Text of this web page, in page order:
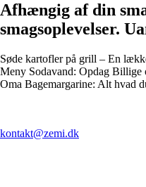
Afhængig af din
smagsoplevelser.
Søde kartofler på grill – En
Meny Sodavand: Opdag Billige
Oma Bagemargarine: Alt hvad
kontakt@zemi.dk